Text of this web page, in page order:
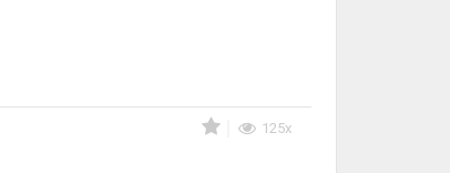
125x